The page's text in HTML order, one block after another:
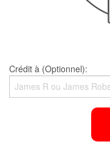
Crédit à (Optionnel):